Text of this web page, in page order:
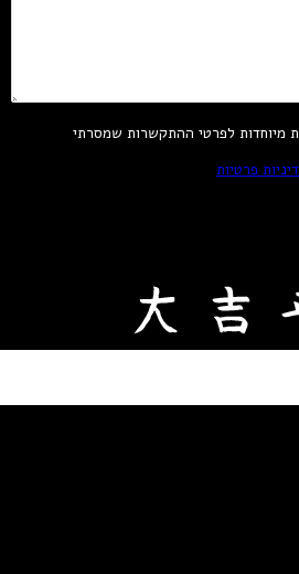
מיוחדות לפרטי ההתקשרות שמסרתי
פרטיות